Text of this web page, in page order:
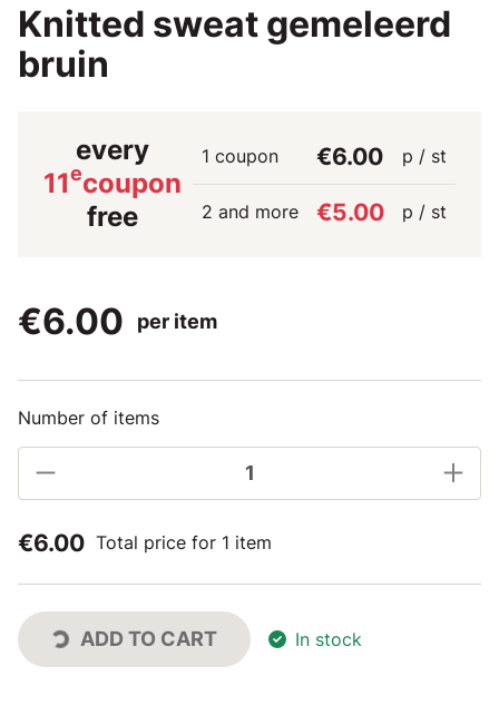
Knitted sweat gemeleerd
bruin
every
11ecoupon
free
1 coupon €6.00 p / st
2 and more €5.00 p / st
€6.00 per item
Number of items
€6.00 Total price for 1 item
ADD TO CART In stock